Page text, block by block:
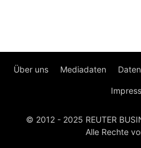
Über uns Mediadaten
© 2012 - 2025 REUTER
Alle Rechte